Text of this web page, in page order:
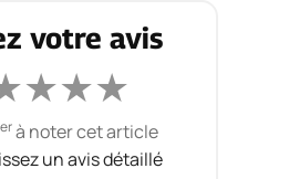
votre avis
★★★
erà noter cet article
un avis détaillé